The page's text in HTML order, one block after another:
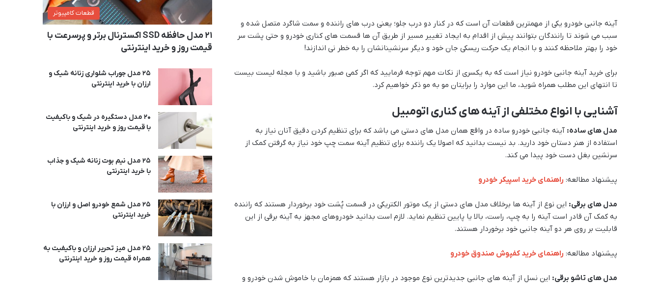
آینه جانبی خودرو یکی از مهمترین قطعات آن است که در کنار دو درب جلو؛ یعنی درب های راننده و سمت شاگرد متصل شده و
سبب می شوند تا رانندگان بتوانند پیش از اقدام به ایجاد تغییر مسیر از طریق آن ها قسمت های کناری خودرو و حتی پشت سر
خود را بهتر ملاحظه کنند و با انجام یک حرکت ریسکی جان خود و دیگر سرنشینانشان را به خطر نی اندازند!
برای خرید آینه جانبی خودرو نیاز است که به یکسری از نکات مهم توجه فرمایید که اگر کمی صبور باشید و با مجله لیست بیست
تا انتهای این مطلب همراه شوید، ما این موارد را برایتان مو به مو ذکر خواهیم کرد.
آشنایی با انواع مختلفی از آینه های کناری اتومبیل
مدل های ساده: آینه جانبی خودرو ساده در واقع همان مدل های دستی می باشد که برای تنظیم کردن دقیق آنان نیاز به
استفاده از هنر دستان خود دارید. بد نیست بدانید که اصولا یک راننده برای تنظیم آینه سمت چپ خود نیاز به گرفتن کمک از
سرنشین بغل دست خود پیدا می کند.
پیشنهاد مطالعه: راهنمای خرید اسپیکر خودرو
مدل های برقی: این نوع از آینه ها برخلاف مدل های دستی از یک موتور الکتریکی در قسمت پُشت خود برخوردار هستند که راننده
به کمک آن قادر است آینه را به چپ، راست، بالا یا پایین تنظیم نماید. لازم است بدانید خودروهای مجهز به آینه برقی از این
قابلیت بر روی هر دو آینه جانبی خود برخوردار هستند.
پیشنهاد مطالعه: راهنمای خرید کفپوش صندوق خودرو
مدل های تاشو برقی: این نسل از آینه های جانبی جدیدترین نوع موجود در بازار هستند که همزمان با خاموش شدن خودرو و
قطعات کامپیوتر
21 مدل حافظه SSD اکسترنال برتر و پرسرعت با
قیمت روز و خرید اینترنتی
25 مدل جوراب شلواری زنانه شیک و
ارزان با خرید اینترنتی
20 مدل دستگیره در شیک و باکیفیت
با قیمت روز و خرید اینترنتی
25 مدل نیم بوت زنانه شیک و جذاب
با خرید اینترنتی
25 مدل شمع خودرو اصل و ارزان با
خرید اینترنتی
25 مدل میز تحریر ارزان و باکیفیت به
همراه قیمت روز و خرید اینترنتی